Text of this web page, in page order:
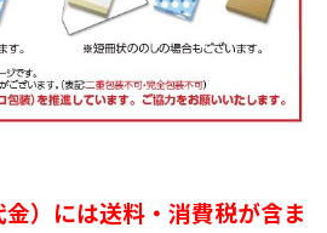
）には送料・消費税が含ま